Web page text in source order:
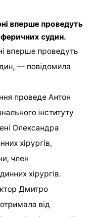
вперше проведуть
судин.
вперше проведуть
— повідомила
проведе Антон
інституту
Олександра
хірургів,
член
хірургів.
Дмитро
від